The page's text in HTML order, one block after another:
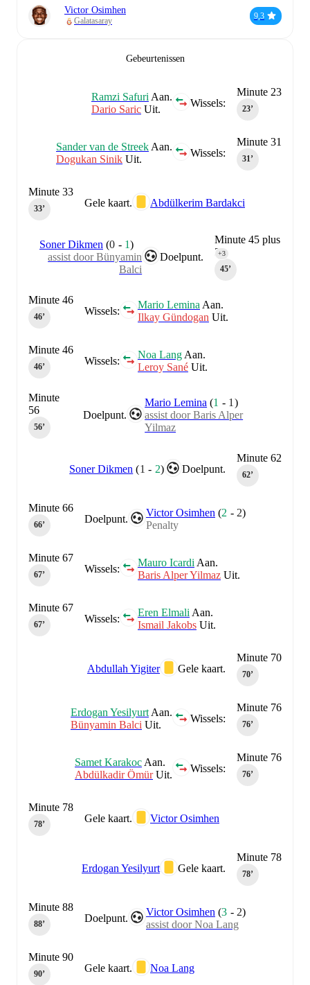
Victor Osimhen
Galatasaray
9,3
Gebeurtenissen
Minute 23
23‎’‎
Wissels:
Ramzi Safuri Aan.
Dario Saric Uit.
Minute 31
31‎’‎
Wissels:
Sander van de Streek Aan.
Dogukan Sinik Uit.
Gele kaart. Abdülkerim Bardakci
Minute 33
33‎’‎
Minute 45 plus
3
45‎’‎
+3
Doelpunt.
Soner Dikmen (0 - 1)
assist door Bünyamin
Balci
Wissels:
Mario Lemina Aan.
Ilkay Gündogan Uit.
Minute 46
46‎’‎
Wissels:
Noa Lang Aan.
Leroy Sané Uit.
Minute 46
46‎’‎
Doelpunt.
Mario Lemina (1 - 1 )
assist door Baris Alper
Yilmaz
Minute
56
56‎’‎
Minute 62
62‎’‎
Doelpunt.
Soner Dikmen (1 - 2)
Doelpunt.
Victor Osimhen (2 - 2)
Penalty
Minute 66
66‎’‎
Wissels:
Mauro Icardi Aan.
Baris Alper Yilmaz Uit.
Minute 67
67‎’‎
Wissels:
Eren Elmali Aan.
Ismail Jakobs Uit.
Minute 67
67‎’‎
Minute 70
70‎’‎
Gele kaart.
Abdullah Yigiter
Minute 76
76‎’‎
Wissels:
Erdogan Yesilyurt Aan.
Bünyamin Balci Uit.
Minute 76
76‎’‎
Wissels:
Samet Karakoc Aan.
Abdülkadir ÖmürUit.
Gele kaart. Victor Osimhen
Minute 78
78‎’‎
Minute 78
78‎’‎
Gele kaart.
Erdogan Yesilyurt
Doelpunt.
Victor Osimhen (3 - 2)
assist door Noa Lang
Minute 88
88‎’‎
Gele kaart. Noa Lang
Minute 90
90‎’‎